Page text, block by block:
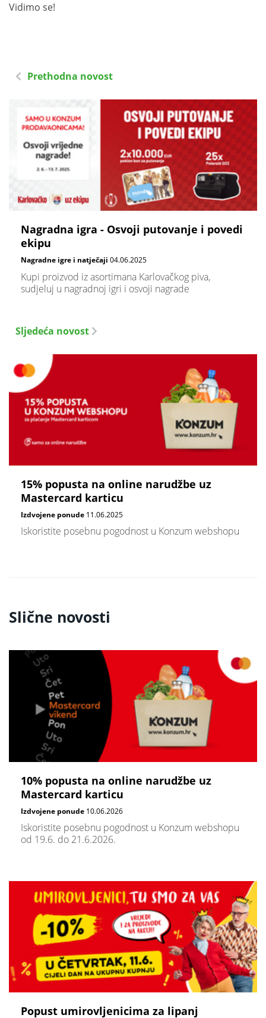
Vidimo se!
Prethodna novost
Nagradna igra - Osvoji putovanje i povedi
ekipu
Nagradne igre i natječaji 04.06.2025
Kupi proizvod iz asortimana Karlovačkog piva,
sudjeluj u nagradnoj igri i osvoji nagrade
Sljedeća novost
15% popusta na online narudžbe uz
Mastercard karticu
Izdvojene ponude 11.06.2025
Iskoristite posebnu pogodnost u Konzum webshopu
Slične novosti
10% popusta na online narudžbe uz
Mastercard karticu
Izdvojene ponude 10.06.2026
Iskoristite posebnu pogodnost u Konzum webshopu
od 19.6. do 21.6.2026.
Popust umirovljenicima za lipanj